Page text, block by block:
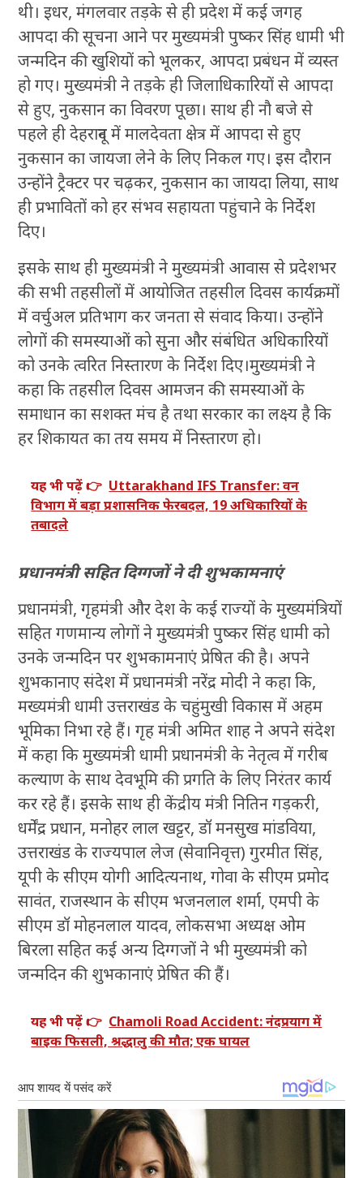
थी। इधर, मंगलवार तड़के से ही प्रदेश में कई जगह
आपदा की सूचना आने पर मुख्यमंत्री पुष्कर सिंह धामी भी
जन्मदिन की खुशियों को भूलकर, आपदा प्रबंधन में व्यस्त
हो गए। मुख्यमंत्री ने तड़के ही जिलाधिकारियों से आपदा
से हुए, नुकसान का विवरण पूछा। साथ ही नौ बजे से
पहले ही देहरादून में मालदेवता क्षेत्र में आपदा से हुए
नुकसान का जायजा लेने के लिए निकल गए। इस दौरान
उन्होंने ट्रैक्टर पर चढ़कर, नुकसान का जायदा लिया, साथ
ही प्रभावितों को हर संभव सहायता पहुंचाने के निर्देश
दिए।
इसके साथ ही मुख्यमंत्री ने मुख्यमंत्री आवास से प्रदेशभर
की सभी तहसीलों में आयोजित तहसील दिवस कार्यक्रमों
में वर्चुअल प्रतिभाग कर जनता से संवाद किया। उन्होंने
लोगों की समस्याओं को सुना और संबंधित अधिकारियों
को उनके त्वरित निस्तारण के निर्देश दिए।मुख्यमंत्री ने
कहा कि तहसील दिवस आमजन की समस्याओं के
समाधान का सशक्त मंच है तथा सरकार का लक्ष्य है कि
हर शिकायत का तय समय में निस्तारण हो।
यह भी पढ़ें 👉 Uttarakhand IFS Transfer: वन
विभाग में बड़ा प्रशासनिक फेरबदल, 19 अधिकारियों के
तबादले
प्रधानमंत्री सहित दिग्गजों ने दी शुभकामनाएं
प्रधानमंत्री, गृहमंत्री और देश के कई राज्यों के मुख्यमंत्रियों
सहित गणमान्य लोगों ने मुख्यमंत्री पुष्कर सिंह धामी को
उनके जन्मदिन पर शुभकामनाएं प्रेषित की है। अपने
शुभकानाए संदेश में प्रधानमंत्री नरेंद्र मोदी ने कहा कि,
मख्यमंत्री धामी उत्तराखंड के चहुंमुखी विकास में अहम
भूमिका निभा रहे हैं। गृह मंत्री अमित शाह ने अपने संदेश
में कहा कि मुख्यमंत्री धामी प्रधानमंत्री के नेतृत्व में गरीब
कल्याण के साथ देवभूमि की प्रगति के लिए निरंतर कार्य
कर रहे हैं। इसके साथ ही केंद्रीय मंत्री नितिन गड़करी,
धर्मेंद्र प्रधान, मनोहर लाल खट्टर, डॉ मनसुख मांडविया,
उत्तराखंड के राज्यपाल लेज (सेवानिवृत्त) गुरमीत सिंह,
यूपी के सीएम योगी आदित्यनाथ, गोवा के सीएम प्रमोद
सावंत, राजस्थान के सीएम भजनलाल शर्मा, एमपी के
सीएम डॉ मोहनलाल यादव, लोकसभा अध्यक्ष ओम
बिरला सहित कई अन्य दिग्गजों ने भी मुख्यमंत्री को
जन्मदिन की शुभकानाएं प्रेषित की हैं।
यह भी पढ़ें 👉 Chamoli Road Accident: नंदप्रयाग में
बाइक फिसली, श्रद्धालु की मौत; एक घायल